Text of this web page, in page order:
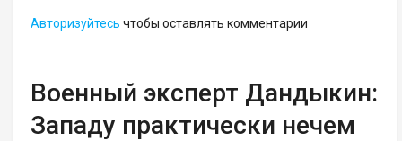
Авторизуйтесь чтобы оставлять комментарии
Военный эксперт Дандыкин:
Западу практически нечем